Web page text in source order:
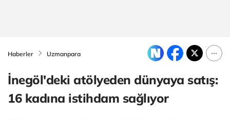
Haberler Uzmanpara
İnegöl'deki atölyeden dünyaya satış:
16 kadına istihdam sağlıyor